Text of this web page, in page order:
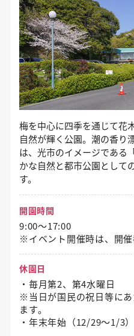
梅を中心に四季を通じて花
自然が輝く公園。潮の香り
は、光市のイメージである
かな自然と都市公園として
す。
開園時間
9:00～17:00
※イベント開催時は、開催
休園日
・毎月第2、第4水曜日
※当日が国民の祝日等に
ます。
・年末年始（12/29〜1/3）